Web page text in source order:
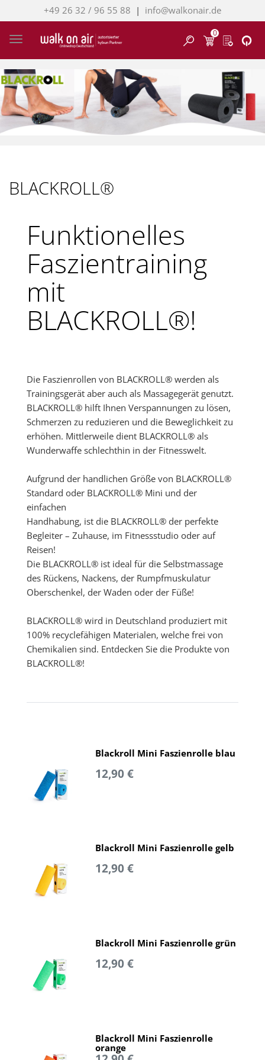
+49 26 32 / 96 55 88 | info@walkonair.de
Toggle navigation Finden
0
BLACKROLL®
Funktionelles
Faszientraining
mit
BLACKROLL®!
Die Faszienrollen von BLACKROLL® werden als
Trainingsgerät aber auch als Massagegerät genutzt.
BLACKROLL® hilft Ihnen Verspannungen zu lösen,
Schmerzen zu reduzieren und die Beweglichkeit zu
erhöhen. Mittlerweile dient BLACKROLL® als
Wunderwaffe schlechthin in der Fitnesswelt.
Aufgrund der handlichen Größe von BLACKROLL®
Standard oder BLACKROLL® Mini und der
einfachen
Handhabung, ist die BLACKROLL® der perfekte
Begleiter – Zuhause, im Fitnessstudio oder auf
Reisen!
Die BLACKROLL® ist ideal für die Selbstmassage
des Rückens, Nackens, der Rumpfmuskulatur
Oberschenkel, der Waden oder der Füße!
BLACKROLL® wird in Deutschland produziert mit
100% recyclefähigen Materialen, welche frei von
Chemikalien sind. Entdecken Sie die Produkte von
BLACKROLL®!
Blackroll Mini Faszienrolle blau
12,90 €
Blackroll Mini Faszienrolle gelb
12,90 €
Blackroll Mini Faszienrolle grün
12,90 €
Blackroll Mini Faszienrolle
orange